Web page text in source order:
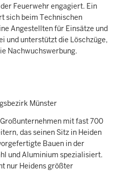
Feuerwehr engagiert. Ein
sich beim Technischen
Angestellten für Einsätze und
und unterstützt die Löschzüge,
Nachwuchswerbung.
Münster
mit fast 700
das seinen Sitz in Heiden
Bauen in der
und Aluminium spezialisiert.
nur Heidens größter